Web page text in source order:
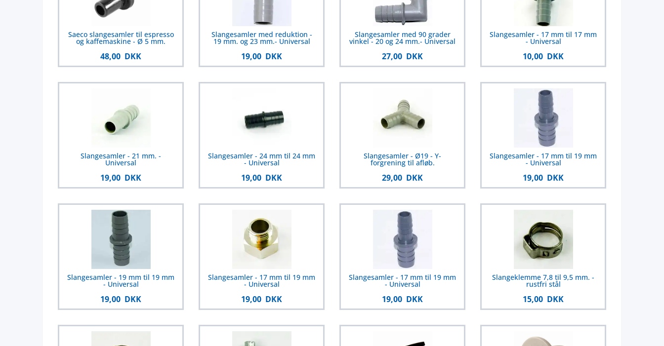
Saeco slangesamler til espresso
og kaffemaskine - Ø 5 mm.
48,00 DKK
Slangesamler med reduktion -
19 mm. og 23 mm.- Universal
19,00 DKK
Slangesamler med 90 grader
vinkel - 20 og 24 mm.- Universal
27,00 DKK
Slangesamler - 17 mm til 17 mm
- Universal
10,00 DKK
Slangesamler - 21 mm. -
Universal
19,00 DKK
Slangesamler - 24 mm til 24 mm
- Universal
19,00 DKK
Slangesamler - Ø19 - Y-
forgrening til afløb.
29,00 DKK
Slangesamler - 17 mm til 19 mm
- Universal
19,00 DKK
Slangesamler - 19 mm til 19 mm
- Universal
19,00 DKK
Slangesamler - 17 mm til 19 mm
- Universal
19,00 DKK
Slangesamler - 17 mm til 19 mm
- Universal
19,00 DKK
Slangeklemme 7,8 til 9,5 mm. -
rustfri stål
15,00 DKK